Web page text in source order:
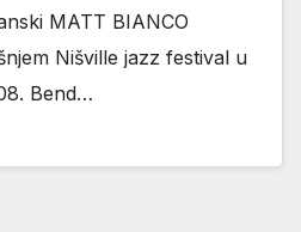
MATT BIANCO
Nišville jazz festival u
Bend…